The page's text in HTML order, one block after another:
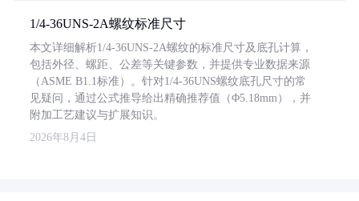
1/4-36UNS-2A螺纹标准尺寸
本文详细解析1/4-36UNS-2A螺纹的标准尺寸及底孔计算，
包括外径、螺距、公差等关键参数，并提供专业数据来源
（ASME B1.1标准）。针对1/4-36UNS螺纹底孔尺寸的常
见疑问，通过公式推导给出精确推荐值（Φ5.18mm），并
附加工艺建议与扩展知识。
2026年8月4日